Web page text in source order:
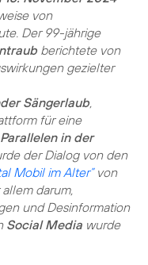
von
Der 99-jährige
berichtete von
gezielter
Sängerlaub
für eine
Parallelen in der
der Dialog von den
Mobil im Alter”von
darum,
und Desinformation
Social Media wurde